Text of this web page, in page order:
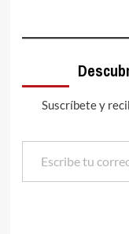
Suscríbete y
Escribe tu correo electrónico…